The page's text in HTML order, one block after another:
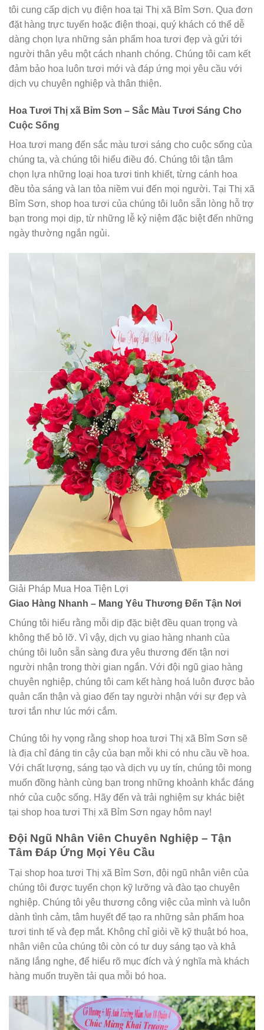
tôi cung cấp dịch vụ điện hoa tại Thị xã Bỉm Sơn. Qua đơn
đặt hàng trực tuyến hoặc điện thoại, quý khách có thể dễ
dàng chọn lựa những sản phẩm hoa tươi đẹp và gửi tới
người thân yêu một cách nhanh chóng. Chúng tôi cam kết
đảm bảo hoa luôn tươi mới và đáp ứng mọi yêu cầu với
dịch vụ chuyên nghiệp và thân thiện.
Hoa Tươi Thị xã Bỉm Sơn – Sắc Màu Tươi Sáng Cho
Cuộc Sống
Hoa tươi mang đến sắc màu tươi sáng cho cuộc sống của
chúng ta, và chúng tôi hiểu điều đó. Chúng tôi tận tâm
chọn lựa những loại hoa tươi tinh khiết, từng cánh hoa
đều tỏa sáng và lan tỏa niềm vui đến mọi người. Tại Thị xã
Bỉm Sơn, shop hoa tươi của chúng tôi luôn sẵn lòng hỗ trợ
bạn trong mọi dịp, từ những lễ kỷ niệm đặc biệt đến những
ngày thường ngắn ngủi.
Giải Pháp Mua Hoa Tiện Lợi
Giao Hàng Nhanh – Mang Yêu Thương Đến Tận Nơi
Chúng tôi hiểu rằng mỗi dịp đặc biệt đều quan trọng và
không thể bỏ lỡ. Vì vậy, dịch vụ giao hàng nhanh của
chúng tôi luôn sẵn sàng đưa yêu thương đến tận nơi
người nhận trong thời gian ngắn. Với đội ngũ giao hàng
chuyên nghiệp, chúng tôi cam kết hàng hoá luôn được bảo
quản cẩn thận và giao đến tay người nhận với sự đẹp và
tươi tắn như lúc mới cắm.
Chúng tôi hy vọng rằng shop hoa tươi Thị xã Bỉm Sơn sẽ
là địa chỉ đáng tin cậy của bạn mỗi khi có nhu cầu về hoa.
Với chất lượng, sáng tạo và dịch vụ uy tín, chúng tôi mong
muốn đồng hành cùng bạn trong những khoảnh khắc đáng
nhớ của cuộc sống. Hãy đến và trải nghiệm sự khác biệt
tại shop hoa tươi Thị xã Bỉm Sơn ngay hôm nay!
Đội Ngũ Nhân Viên Chuyên Nghiệp – Tận
Tâm Đáp Ứng Mọi Yêu Cầu
Tại shop hoa tươi Thị xã Bỉm Sơn, đội ngũ nhân viên của
chúng tôi được tuyển chọn kỹ lưỡng và đào tạo chuyên
nghiệp. Chúng tôi yêu thương công việc của mình và luôn
dành tình cảm, tâm huyết để tạo ra những sản phẩm hoa
tươi tinh tế và đẹp mắt. Không chỉ giỏi về kỹ thuật bó hoa,
nhân viên của chúng tôi còn có tư duy sáng tạo và khả
năng lắng nghe, để hiểu rõ mục đích và ý nghĩa mà khách
hàng muốn truyền tải qua mỗi bó hoa.